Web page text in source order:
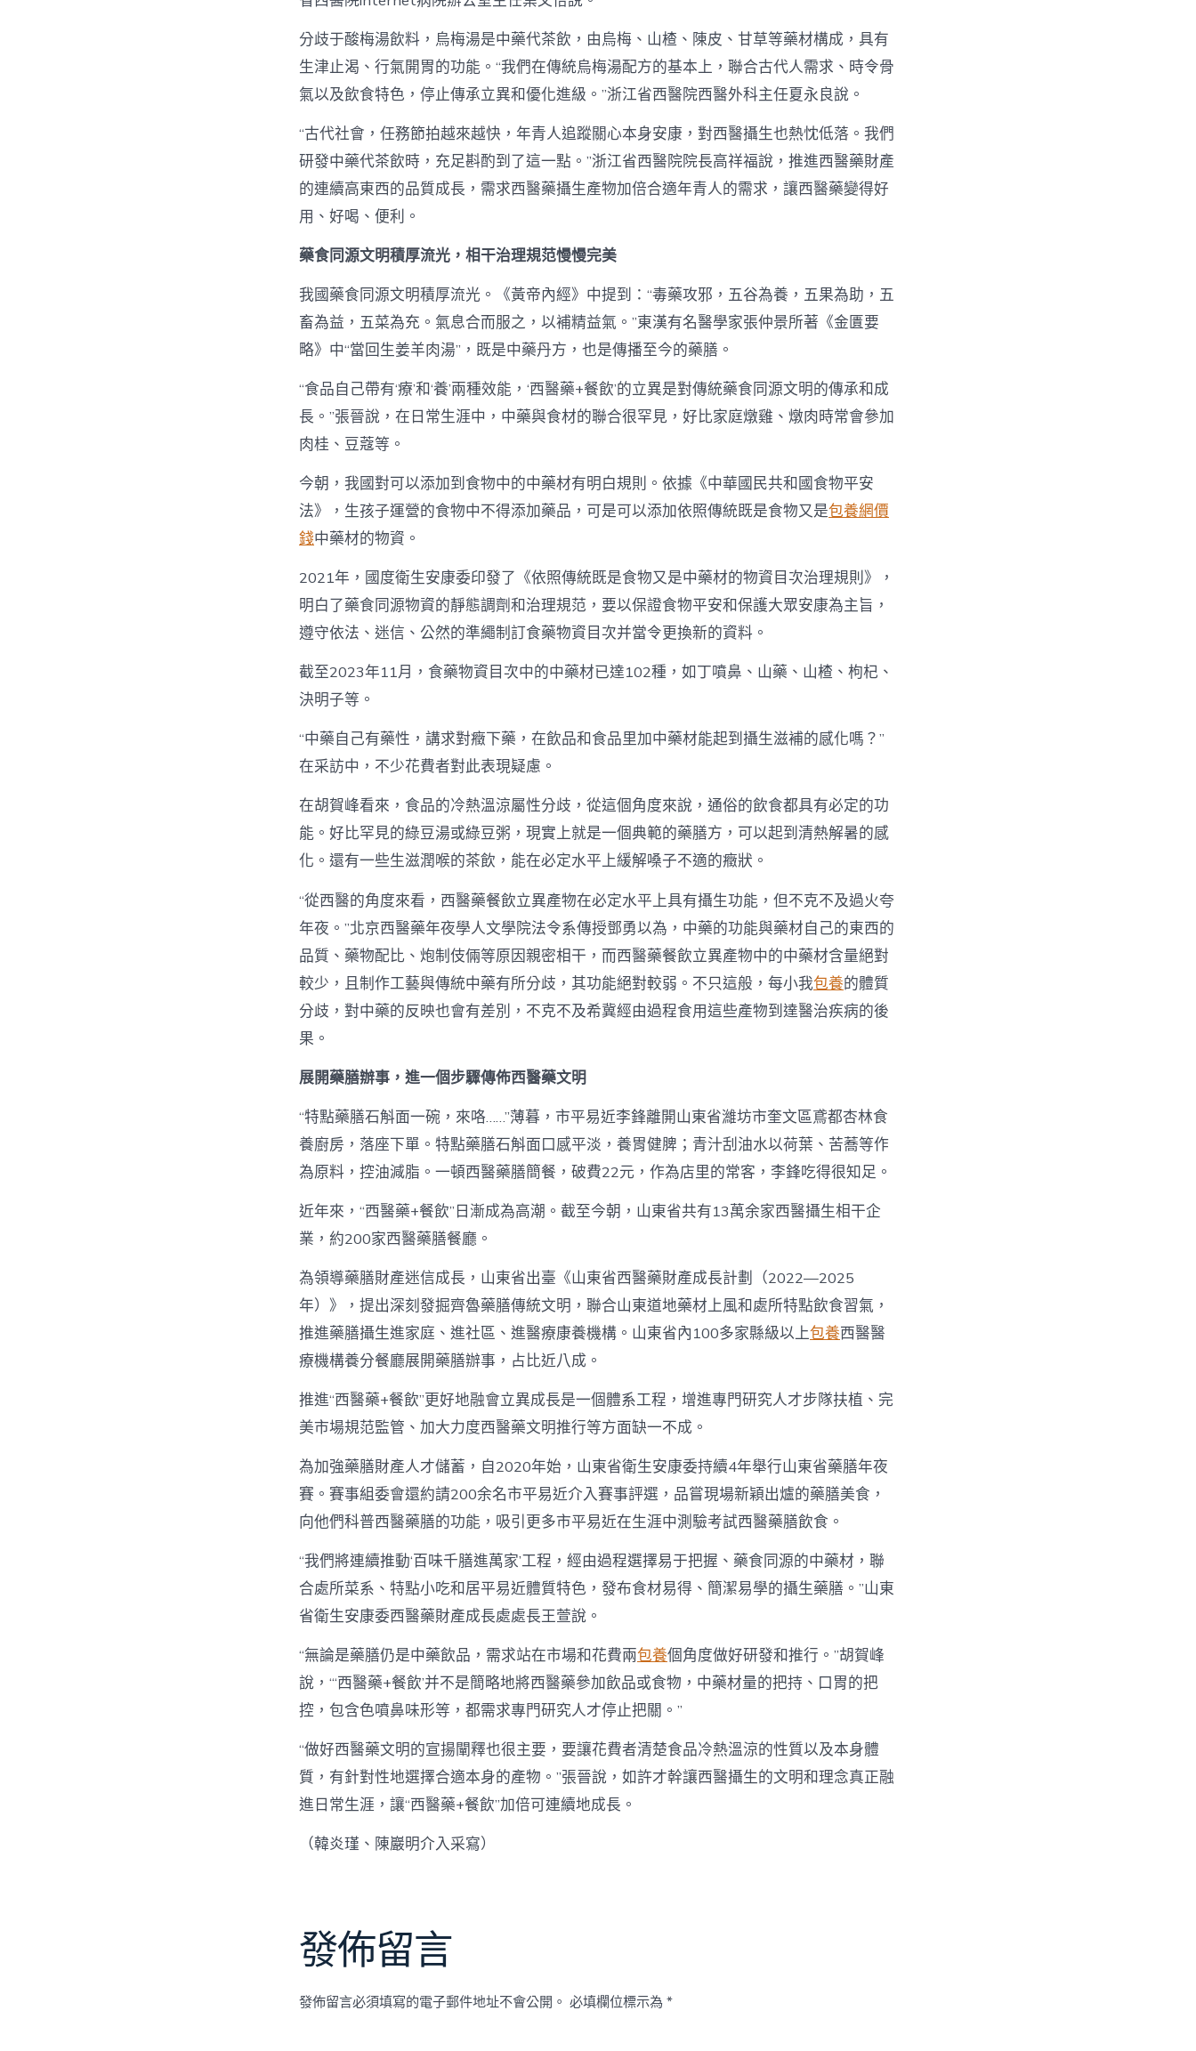
分歧于酸梅湯飲料，烏梅湯是中藥代茶飲，由烏梅、山楂、陳皮、甘草等藥材構成，具有
生津止渴、行氣開胃的功能。“我們在傳統烏梅湯配方的基本上，聯合古代人需求、時令骨
氣以及飲食特色，停止傳承立異和優化進級。”浙江省西醫院西醫外科主任夏永良說。
“古代社會，任務節拍越來越快，年青人追蹤關心本身安康，對西醫攝生也熱忱低落。我們
研發中藥代茶飲時，充足斟酌到了這一點。”浙江省西醫院院長高祥福說，推進西醫藥財產
的連續高東西的品質成長，需求西醫藥攝生產物加倍合適年青人的需求，讓西醫藥變得好
用、好喝、便利。
藥食同源文明積厚流光，相干治理規范慢慢完美
我國藥食同源文明積厚流光。《黃帝內經》中提到：“毒藥攻邪，五谷為養，五果為助，五
畜為益，五菜為充。氣息合而服之，以補精益氣。”東漢有名醫學家張仲景所著《金匱要
略》中“當回生姜羊肉湯”，既是中藥丹方，也是傳播至今的藥膳。
“食品自己帶有‘療’和‘養’兩種效能，‘西醫藥+餐飲’的立異是對傳統藥食同源文明的傳承和成
長。”張晉說，在日常生涯中，中藥與食材的聯合很罕見，好比家庭燉雞、燉肉時常會參加
肉桂、豆蔻等。
今朝，我國對可以添加到食物中的中藥材有明白規則。依據《中華國民共和國食物平安
法》，生孩子運營的食物中不得添加藥品，可是可以添加依照傳統既是食物又是包養網價
錢中藥材的物資。
2021年，國度衛生安康委印發了《依照傳統既是食物又是中藥材的物資目次治理規則》，
明白了藥食同源物資的靜態調劑和治理規范，要以保證食物平安和保護大眾安康為主旨，
遵守依法、迷信、公然的準繩制訂食藥物資目次并當令更換新的資料。
截至2023年11月，食藥物資目次中的中藥材已達102種，如丁噴鼻、山藥、山楂、枸杞、
決明子等。
“中藥自己有藥性，講求對癥下藥，在飲品和食品里加中藥材能起到攝生滋補的感化嗎？”
在采訪中，不少花費者對此表現疑慮。
在胡賀峰看來，食品的冷熱溫涼屬性分歧，從這個角度來說，通俗的飲食都具有必定的功
能。好比罕見的綠豆湯或綠豆粥，現實上就是一個典範的藥膳方，可以起到清熱解暑的感
化。還有一些生滋潤喉的茶飲，能在必定水平上緩解嗓子不適的癥狀。
“從西醫的角度來看，西醫藥餐飲立異產物在必定水平上具有攝生功能，但不克不及過火夸
年夜。”北京西醫藥年夜學人文學院法令系傳授鄧勇以為，中藥的功能與藥材自己的東西的
品質、藥物配比、炮制伎倆等原因親密相干，而西醫藥餐飲立異產物中的中藥材含量絕對
較少，且制作工藝與傳統中藥有所分歧，其功能絕對較弱。不只這般，每小我包養的體質
分歧，對中藥的反映也會有差別，不克不及希冀經由過程食用這些產物到達醫治疾病的後
果。
展開藥膳辦事，進一個步驟傳佈西醫藥文明
“特點藥膳石斛面一碗，來咯……”薄暮，市平易近李鋒離開山東省濰坊市奎文區鳶都杏林食
養廚房，落座下單。特點藥膳石斛面口感平淡，養胃健脾；青汁刮油水以荷葉、苦蕎等作
為原料，控油減脂。一頓西醫藥膳簡餐，破費22元，作為店里的常客，李鋒吃得很知足。
近年來，“西醫藥+餐飲”日漸成為高潮。截至今朝，山東省共有13萬余家西醫攝生相干企
業，約200家西醫藥膳餐廳。
為領導藥膳財產迷信成長，山東省出臺《山東省西醫藥財產成長計劃（2022—2025
年）》，提出深刻發掘齊魯藥膳傳統文明，聯合山東道地藥材上風和處所特點飲食習氣，
推進藥膳攝生進家庭、進社區、進醫療康養機構。山東省內100多家縣級以上包養西醫醫
療機構養分餐廳展開藥膳辦事，占比近八成。
推進“西醫藥+餐飲”更好地融會立異成長是一個體系工程，增進專門研究人才步隊扶植、完
美市場規范監管、加大力度西醫藥文明推行等方面缺一不成。
為加強藥膳財產人才儲蓄，自2020年始，山東省衛生安康委持續4年舉行山東省藥膳年夜
賽。賽事組委會還約請200余名市平易近介入賽事評選，品嘗現場新穎出爐的藥膳美食，
向他們科普西醫藥膳的功能，吸引更多市平易近在生涯中測驗考試西醫藥膳飲食。
“我們將連續推動‘百味千膳進萬家’工程，經由過程選擇易于把握、藥食同源的中藥材，聯
合處所菜系、特點小吃和居平易近體質特色，發布食材易得、簡潔易學的攝生藥膳。”山東
省衛生安康委西醫藥財產成長處處長王萱說。
“無論是藥膳仍是中藥飲品，需求站在市場和花費兩包養個角度做好研發和推行。”胡賀峰
說，“‘西醫藥+餐飲’并不是簡略地將西醫藥參加飲品或食物，中藥材量的把持、口胃的把
控，包含色噴鼻味形等，都需求專門研究人才停止把關。”
“做好西醫藥文明的宣揚闡釋也很主要，要讓花費者清楚食品冷熱溫涼的性質以及本身體
質，有針對性地選擇合適本身的產物。”張晉說，如許才幹讓西醫攝生的文明和理念真正融
進日常生涯，讓“西醫藥+餐飲”加倍可連續地成長。
（韓炎瑾、陳巖明介入采寫）
發佈留言
發佈留言必須填寫的電子郵件地址不會公開。 必填欄位標示為 *